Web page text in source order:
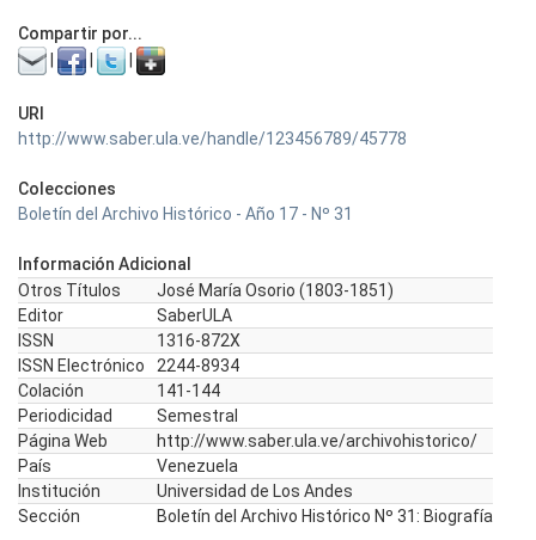
Compartir por...
URI
http://www.saber.ula.ve/handle/123456789/45778
Colecciones
Boletín del Archivo Histórico - Año 17 - Nº 31
Información Adicional
Otros Títulos
José María Osorio (1803-1851)
Editor
SaberULA
ISSN
1316-872X
ISSN Electrónico
2244-8934
Colación
141-144
Periodicidad
Semestral
Página Web
http://www.saber.ula.ve/archivohistorico/
País
Venezuela
Institución
Universidad de Los Andes
Sección
Boletín del Archivo Histórico Nº 31: Biografía